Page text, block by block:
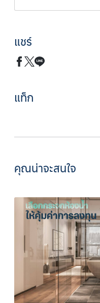
แชร์
แท็ก
คุณน่าจะสนใจ